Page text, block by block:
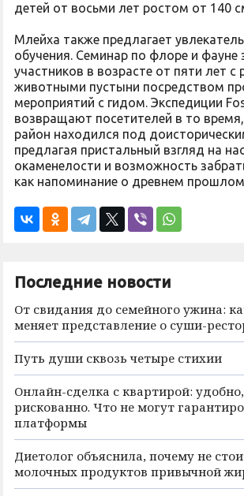
детей от восьми лет ростом от 140
Млейха также предлагает
обучения. Семинар по флоре и фауне
участников в возрасте от пяти лет с
животными пустыни посредством
мероприятий с гидом. Экспедиции
возвращают посетителей в то
район находился под
предлагая пристальный взгляд на
окаменелости и возможность
как напоминание о древнем
Последние новости
От свидания до семейного ужина:
меняет представление о суши-
Путь души сквозь четыре стихии
Онлайн-сделка с квартирой:
рискованно. Что не могут
платформы
Диетолог объяснила, почему не
молочных продуктов привычной